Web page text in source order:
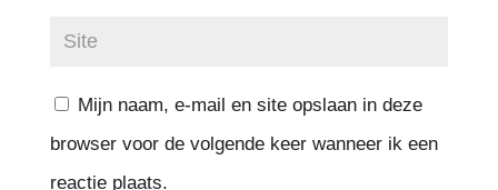
Mijn naam, e-mail en site opslaan in deze
browser voor de volgende keer wanneer ik een
reactie plaats.